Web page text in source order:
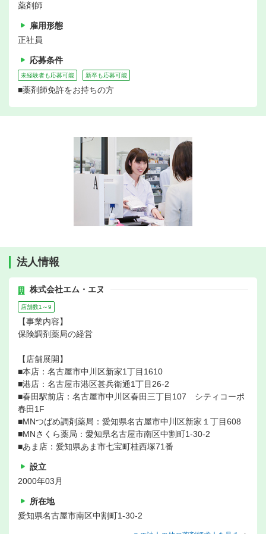
薬剤師
雇用形態
正社員
応募条件
未経験者も応募可能 新卒も応募可能
■薬剤師免許をお持ちの方
法人情報
株式会社エム・エヌ
店舗数1～9
【事業内容】
保険調剤薬局の経営
【店舗展開】
■本店：名古屋市中川区新家1丁目1610
■港店：名古屋市港区甚兵衛通1丁目26-2
■春田駅前店：名古屋市中川区春田三丁目107 シティコーポ
春田1F
■MNつばめ調剤薬局：愛知県名古屋市中川区新家１丁目608
■MNさくら薬局：愛知県名古屋市南区中割町1-30-2
■あま店：愛知県あま市七宝町桂西塚71番
設立
2000年03月
所在地
愛知県名古屋市南区中割町1‐30-2